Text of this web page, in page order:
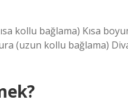
kollu bağlama) Kısa
(uzun kollu bağlama)